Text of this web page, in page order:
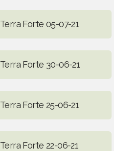
Terra Forte 05-07-21
Terra Forte 30-06-21
Terra Forte 25-06-21
Terra Forte 22-06-21